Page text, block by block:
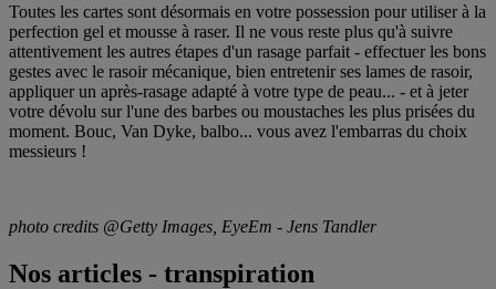
Toutes les cartes sont désormais en votre possession pour utiliser à la
perfection gel et mousse à raser. Il ne vous reste plus qu'à suivre
attentivement les autres étapes d'un rasage parfait - effectuer les bons
gestes avec le rasoir mécanique, bien entretenir ses lames de rasoir,
appliquer un après-rasage adapté à votre type de peau... - et à jeter
votre dévolu sur l'une des barbes ou moustaches les plus prisées du
moment. Bouc, Van Dyke, balbo... vous avez l'embarras du choix
messieurs !
photo credits @Getty Images, EyeEm - Jens Tandler
Nos articles - transpiration